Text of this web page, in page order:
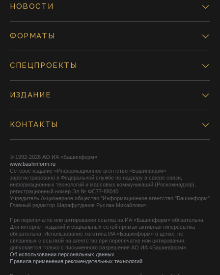
НОВОСТИ
ФОРМАТЫ
СПЕЦПРОЕКТЫ
ИЗДАНИЕ
КОНТАКТЫ
© 1992-2026 АО ИА «Башинформ».
www.bashinform.ru
Сетевое издание «Информационное агентство «Башинформ»
зарегистрировано в Федеральной службе по надзору в сфере связи,
информационных технологий и массовых коммуникаций (Роскомнадзор),
регистрационный номер Эл № ФС77-88040
Учредитель Акционерное общество "Информационное агентство "Башинформ"
Главный редактор Шарафутдинов Руслан Михайлович
При перепечатке или цитировании ссылка на ИА «Башинформ» обязательна.
Для интернет-изданий и социальных сетей прямая активная гиперссылка
обязательна. Использование логотипа ИА «Башинформ» в целях, не
связанных с ссылкой на агентство при перепечатке или цитировании,
допускается только с письменного разрешения АО ИА «Башинформ».
Об использовании персональных данных
Правила применения рекомендательных технологий